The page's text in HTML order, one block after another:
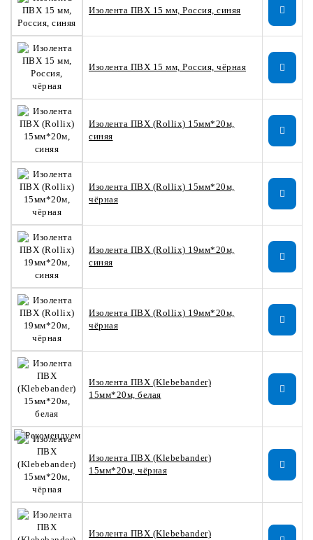
Изолента ПВХ 15 мм, Россия, синяя
Изолента ПВХ 15 мм, Россия, чёрная
Изолента ПВХ (Rollix) 15мм*20м,
синяя
Изолента ПВХ (Rollix) 15мм*20м,
чёрная
Изолента ПВХ (Rollix) 19мм*20м,
синяя
Изолента ПВХ (Rollix) 19мм*20м,
чёрная
Изолента ПВХ (Klebebander)
15мм*20м, белая
Изолента ПВХ (Klebebander)
15мм*20м, чёрная
Изолента ПВХ (Klebebander)